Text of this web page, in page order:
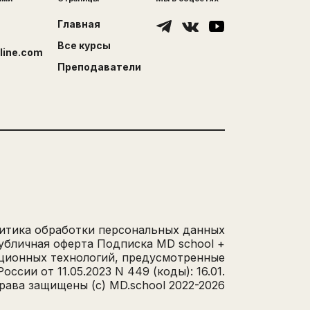
Главная
Все курсы
Преподаватели
обработки персональных данных
оферта Подписка MD school +
технологий, предусмотренные
от 11.05.2023 N 449 (коды): 16.01.
защищены (с) MD.school 2022-2026